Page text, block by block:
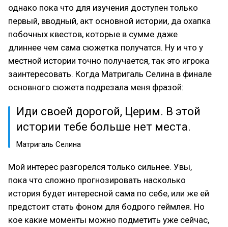
однако пока что для изучения доступен только
первый, вводный, акт основной истории, да охапка
побочных квестов, которые в сумме даже
длиннее чем сама сюжетка получатся. Ну и что у
местной истории точно получается, так это игрока
заинтересовать. Когда Матригаль Селина в финале
основного сюжета подрезала меня фразой:
Иди своей дорогой, Церим. В этой
истории тебе больше нет места.
Матригаль Селина
Мой интерес разгорелся только сильнее. Увы,
пока что сложно прогнозировать насколько
история будет интересной сама по себе, или же ей
предстоит стать фоном для бодрого геймлея. Но
кое какие моменты можно подметить уже сейчас,